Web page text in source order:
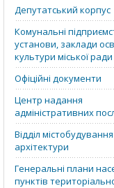
Депутатський корпус
Комунальні
установи, заклади
культури міської ради
Офіційні документи
Центр надання
адміністративних
Відділ
архітектури
Генеральні плани
пунктів